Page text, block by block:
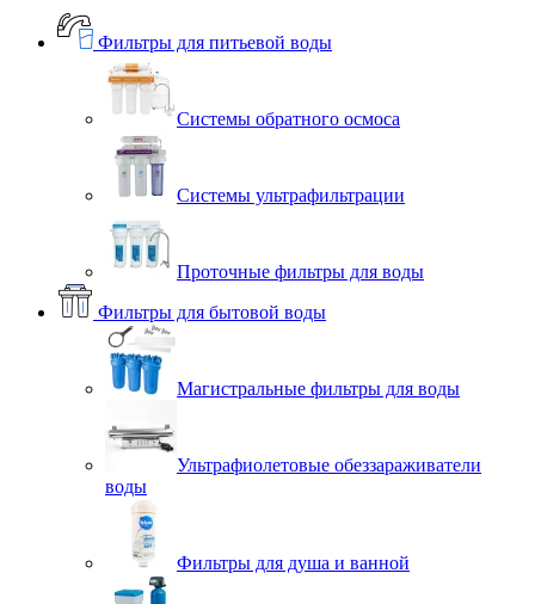
Фильтры для питьевой воды
Системы обратного осмоса
Системы ультрафильтрации
Проточные фильтры для воды
Фильтры для бытовой воды
Магистральные фильтры для воды
Ультрафиолетовые обеззараживатели
воды
Фильтры для душа и ванной